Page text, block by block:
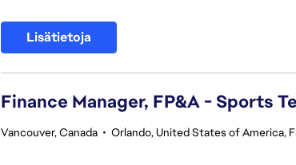
Lisätietoja
Finance Manager, FP&A - Sports
Vancouver, Canada • Orlando, United States of America,